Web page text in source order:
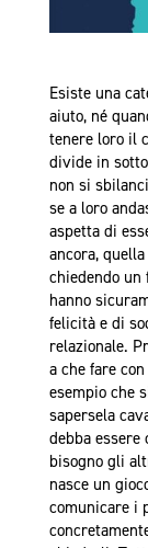
Esiste una
aiuto, né
tenere loro il
divide in
non si
se a loro
aspetta di
ancora,
chiedendo un
hanno
felicità e di
relazionale.
a che fare
esempio che
sapersela
debba essere
bisogno gli
nasce un
comunicare i